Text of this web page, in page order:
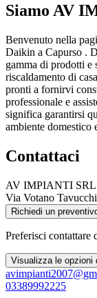
Siamo AV
Benvenuto nella
Daikin a Capurso .
gamma di prodotti
riscaldamento di
pronti a fornirvi
professionale e
significa garantirsi
ambiente domestico
Contattaci
AV IMPIANTI SRL
Via Votano
Richiedi un
Preferisci contattare
Visualizza le opzioni
03389992225